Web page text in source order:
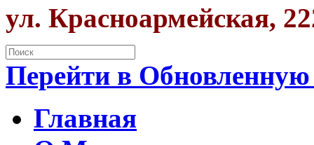
ул. Красноармейская,
Перейти в
Главная